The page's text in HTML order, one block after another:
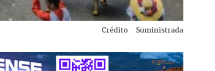
Crédito Suministrada